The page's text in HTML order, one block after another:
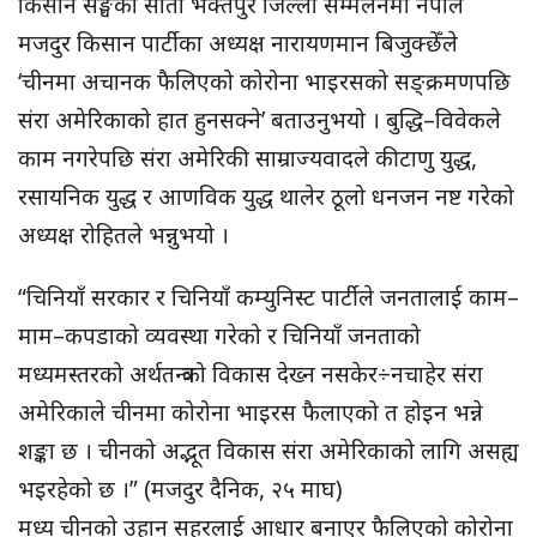
मजदुर किसान पार्टीका अध्यक्ष नारायणमान बिजुक्छेँले
‘चीनमा अचानक फैलिएको कोरोना भाइरसको सङ्क्रमणपछि
संरा अमेरिकाको हात हुनसक्ने’ बताउनुभयो । बुद्धि–विवेकले
काम नगरेपछि संरा अमेरिकी साम्राज्यवादले कीटाणु युद्ध,
रसायनिक युद्ध र आणविक युद्ध थालेर ठूलो धनजन नष्ट गरेको
अध्यक्ष रोहितले भन्नुभयो ।
“चिनियाँ सरकार र चिनियाँ कम्युनिस्ट पार्टीले जनतालाई काम–
माम–कपडाको व्यवस्था गरेको र चिनियाँ जनताको
मध्यमस्तरको अर्थतन्त्रको विकास देख्न नसकेर÷नचाहेर संरा
अमेरिकाले चीनमा कोरोना भाइरस फैलाएको त होइन भन्ने
शङ्का छ । चीनको अद्भूत विकास संरा अमेरिकाको लागि असह्य
भइरहेको छ ।” (मजदुर दैनिक, २५ माघ)
मध्य चीनको उहान सहरलाई आधार बनाएर फैलिएको कोरोना